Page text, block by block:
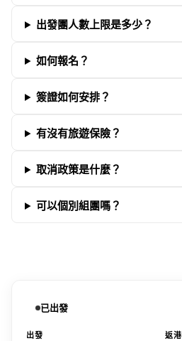
出發團人數上限是多少？
如何報名？
簽證如何安排？
有沒有旅遊保險？
取消政策是什麼？
可以個別組團嗎？
已出發
出發 返港